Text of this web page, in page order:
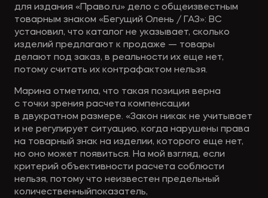
для издания «Право.ru» дело с общеизвестным
товарным знаком «Бегущий Олень / ГАЗ»: ВС
установил, что каталог не указывает, сколько
изделий предлагают к продаже — товары
делают под заказ, в реальности их еще нет,
потому считать их контрафактом нельзя.
Марина отметила, что такая позиция верна
с точки зрения расчета компенсации
в двукратном размере. «Закон никак не учитывает
и не регулирует ситуацию, когда нарушены права
на товарный знак на изделии, которого еще нет,
но оно может появиться. На мой взгляд, если
критерий объективности расчета соблюсти
нельзя, потому что неизвестен предельный
количественныйпоказатель,